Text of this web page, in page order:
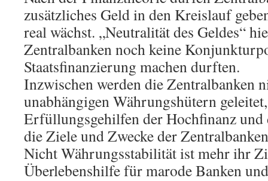
zusätzliches Geld in den Kreislauf
real wächst. „Neutralität des Geldes“
Zentralbanken noch keine
Staatsfinanzierung machen durften.
Inzwischen werden die Zentralbanken
unabhängigen Währungshütern
Erfüllungsgehilfen der Hochfinanz
die Ziele und Zwecke der
Nicht Währungsstabilität ist mehr ihr
Überlebenshilfe für marode Banken